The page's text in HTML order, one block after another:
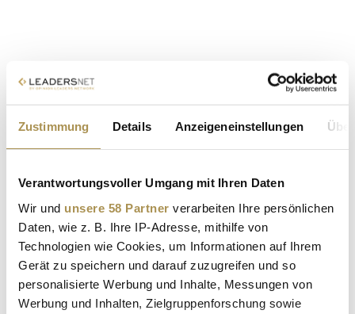
Zustimmung Details Anzeigeneinstellungen
Verantwortungsvoller Umgang mit Ihren Daten
Wir und unsere 58 Partner verarbeiten Ihre persönlichen
Daten, wie z. B. Ihre IP-Adresse, mithilfe von
Technologien wie Cookies, um Informationen auf Ihrem
Gerät zu speichern und darauf zuzugreifen und so
personalisierte Werbung und Inhalte, Messungen von
Werbung und Inhalten, Zielgruppenforschung sowie